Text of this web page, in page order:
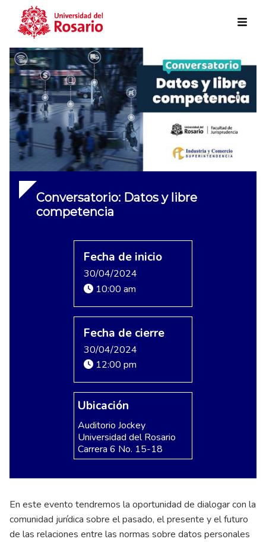
Skip to main content
Conversatorio: Datos y libre
competencia
Fecha de inicio
30/04/2024
10:00 am
Fecha de cierre
30/04/2024
12:00 pm
Ubicación
Auditorio Jockey
Universidad del Rosario
Carrera 6 No. 15-18
En este evento tendremos la oportunidad de dialogar con la
comunidad jurídica sobre el pasado, el presente y el futuro
de las relaciones entre las normas sobre datos personales